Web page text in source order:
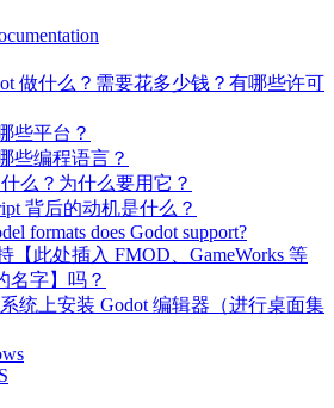
做什么？需要花多少钱？有哪些许可
些平台？
些编程语言？
么？为什么要用它？
背后的动机是什么？
formats does Godot support?
【此处插入 FMOD、GameWorks 等
名字】吗？
统上安装 Godot 编辑器（进行桌面集